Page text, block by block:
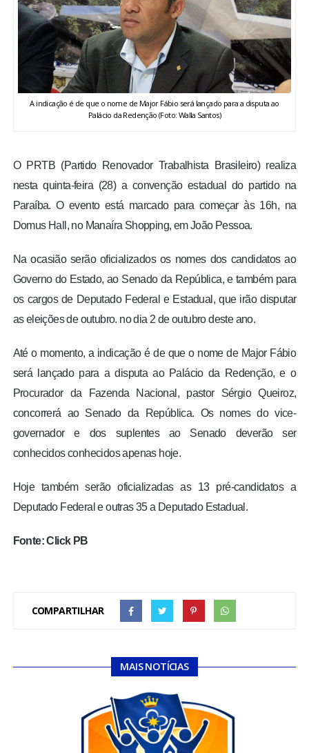
TV LPB
FOTOS
COLUNISTAS
A indicação é de que o nome de Major Fábio será lançado para a disputa ao
Palácio da Redenção (Foto: Walla Santos)
O PRTB (Partido Renovador Trabalhista Brasileiro) realiza
nesta quinta-feira (28) a convenção estadual do partido na
Paraíba. O evento está marcado para começar às 16h, na
Domus Hall, no Manaíra Shopping, em João Pessoa.
Na ocasião serão oficializados os nomes dos candidatos ao
Governo do Estado, ao Senado da República, e também para
os cargos de Deputado Federal e Estadual, que irão disputar
as eleições de outubro. no dia 2 de outubro deste ano.
Até o momento, a indicação é de que o nome de Major Fábio
será lançado para a disputa ao Palácio da Redenção, e o
Procurador da Fazenda Nacional, pastor Sérgio Queiroz,
concorrerá ao Senado da República. Os nomes do vice-
governador e dos suplentes ao Senado deverão ser
conhecidos conhecidos apenas hoje.
Hoje também serão oficializadas as 13 pré-candidatos a
Deputado Federal e outras 35 a Deputado Estadual.
Fonte: Click PB
COMPARTILHAR
MAIS NOTÍCIAS